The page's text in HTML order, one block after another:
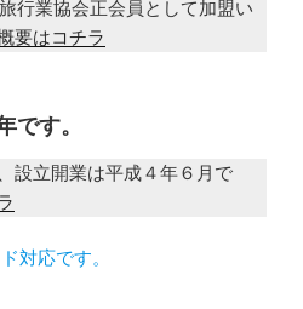
行業協会正会員として加盟い
要はコチラ
です。
設立開業は平成４年６月で
対応です。